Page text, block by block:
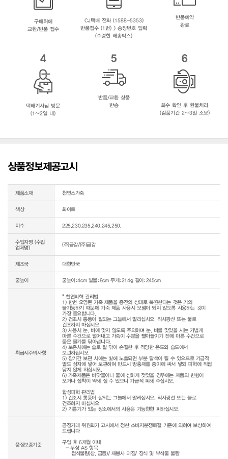
구매처에
교환/반품 접수
CJ택배 전화 (1588-5353)
반품접수 (1번) > 송장번호 입력
(수령한 배송박스)
반품예약
완료
4
택배기사님 방문
(1~2일 내)
5
반품/교환 상품
반송
6
회수 확인 후 환불처리
(검품기간 2~3일 소요)
상품정보제공고시
제품소재 천연소가죽
색상 화이트
치수 225,230,235,240,245,250,
수입자명 (수입
업체명)
(주)금강/(주)금강
제조국 대한민국
굽높이 굽높이:4cm 발볼:8cm 무게:214g 길이:245cm
취급시주의사항
* 천연피혁 관리법
1) 한번 오염된 가죽 제품을 종전의 상태로 복원한다는 것은 거의
불가능하기 때문에 가죽 제품 사용시 오염이 되지 않도록 사용하는 것이
가장 중요합니다.
2) 건조시 통풍이 잘되는 그늘에서 말리십시오. 직사광선 또는 불로
건조하지 마십시오
3) 사용시 눈, 비에 맞지 않도록 주의하며 눈, 비를 맞았을 시는 가볍게
마른 수건으로 털어내고 가죽이 수분을 빨아들이기 전에 마른 수건으로
묻은 물기를 닦아냅니다.
4) 보존시에는 솔로 잘 닦아 손질한 후 적당한 온도와 습도에서
보관하십시오
5) 장기간 보관 시에는 빛에 노출되면 부분 탈색이 될 수 있으므로 가급적
별도 상자에 넣어 보관하며 반드시 방충제를 종이에 싸서 넣되 피혁에 직접
닿지 않게 하십시오.
6) 가죽제품은 바닷물이나 물에 심하게 젖었을 경우에는 제품의 변형이
오거나 접착이 약해 질 수 있으니 가급적 피해 주십시오.
합성피혁 관리법
1) 건조시 통풍이 잘되는 그늘에서 말리십시오. 직사광선 또는 불로
건조하지 마십시오
2) 기름기가 있는 장소에서의 사용은 가능한한 피하십시오.
품질보증기준
공정거래 위원회가 고시에서 정한 소비자분쟁해결 기준에 의하여 보상하여
드립니다
구입 후 6개월 이내
  - 무상 AS 항목